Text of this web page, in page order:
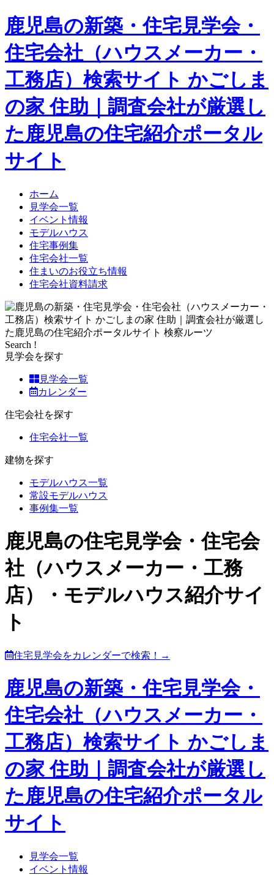
鹿児島の新築・住宅見学会・
住宅会社（ハウスメーカー・
工務店）検索サイト かごしま
の家 住助｜調査会社が厳選し
た鹿児島の住宅紹介ポータル
サイト
ホーム
見学会一覧
イベント情報
モデルハウス
住宅事例集
住宅会社一覧
住まいのお役立ち情報
住宅会社資料請求
Search !
見学会を探す
見学会一覧
カレンダー
住宅会社を探す
住宅会社一覧
建物を探す
モデルハウス一覧
常設モデルハウス
事例集一覧
鹿児島の住宅見学会・住宅会
社（ハウスメーカー・工務
店）・モデルハウス紹介サイ
ト
住宅見学会をカレンダーで検索！→
鹿児島の新築・住宅見学会・
住宅会社（ハウスメーカー・
工務店）検索サイト かごしま
の家 住助｜調査会社が厳選し
た鹿児島の住宅紹介ポータル
サイト
見学会一覧
イベント情報